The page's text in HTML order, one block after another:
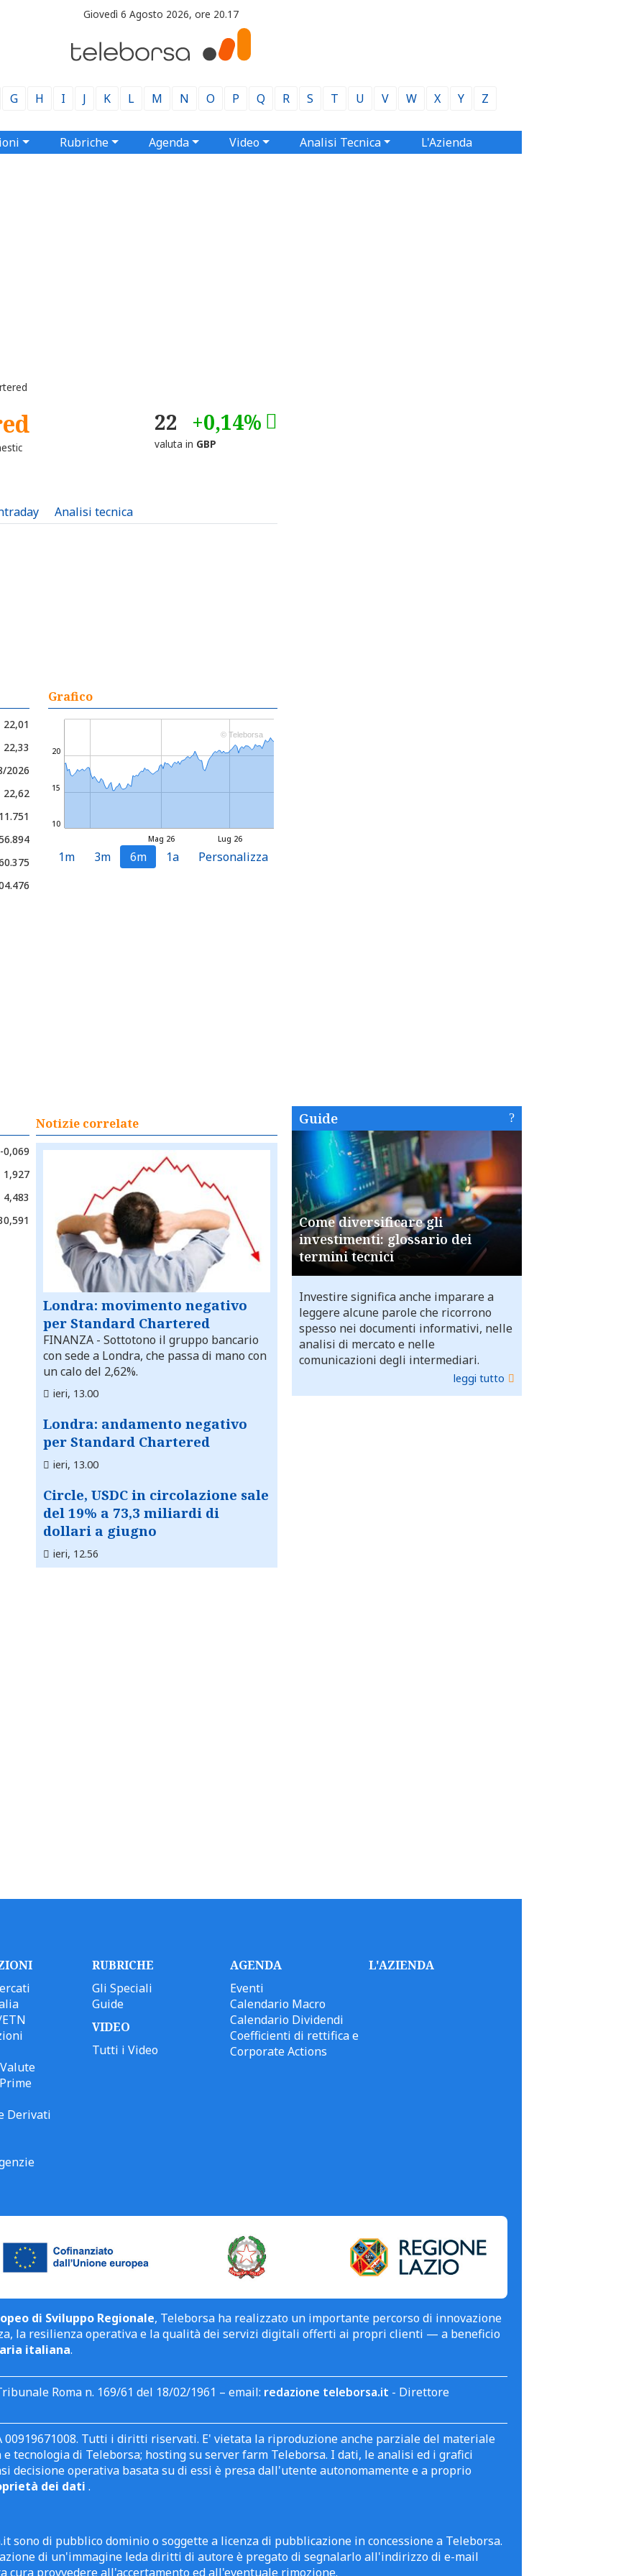
Giovedì 6 Agosto 2026, ore 20.17
G H I J K L M N O P Q R S T U V W X Y Z
Rubriche Agenda Video Analisi Tecnica L'Azienda
22 +0,14%
valuta in GBP
Analisi tecnica
22,01
2026
22,62
Grafico
Lug 26
Mag 26
10
15
20
© Teleborsa
1m 3m 6m 1a Personalizza
-0,069
1,927
4,483
Notizie correlate
Londra: movimento negativo
per Standard Chartered
FINANZA - Sottotono il gruppo bancario
con sede a Londra, che passa di mano con
un calo del 2,62%.
ieri, 13.00
Londra: andamento negativo
per Standard Chartered
ieri, 13.00
Circle, USDC in circolazione sale
del 19% a 73,3 miliardi di
dollari a giugno
ieri, 12.56
Guide
Come diversificare gli
investimenti: glossario dei
termini tecnici
Investire significa anche imparare a
leggere alcune parole che ricorrono
spesso nei documenti informativi, nelle
analisi di mercato e nelle
comunicazioni degli intermediari.
leggi tutto
Derivati
RUBRICHE
Gli Speciali
Guide
VIDEO
Tutti i Video
AGENDA
Eventi
Calendario Macro
Calendario Dividendi
Coefficienti di rettifica e
Corporate Actions
L'AZIENDA
di Sviluppo Regionale, Teleborsa ha realizzato un importante percorso di innovazione
la resilienza operativa e la qualità dei servizi digitali offerti ai propri clienti — a beneficio
italiana.
Roma n. 169/61 del 18/02/1961 – email: redazione teleborsa.it - Direttore
00919671008. Tutti i diritti riservati. E' vietata la riproduzione anche parziale del materiale
tecnologia di Teleborsa; hosting su server farm Teleborsa. I dati, le analisi ed i grafici
decisione operativa basata su di essi è presa dall'utente autonomamente e a proprio
dei dati .
sono di pubblico dominio o soggette a licenza di pubblicazione in concessione a Teleborsa.
di un'immagine leda diritti di autore è pregato di segnalarlo all'indirizzo di e-mail
cura provvedere all'accertamento ed all'eventuale rimozione.